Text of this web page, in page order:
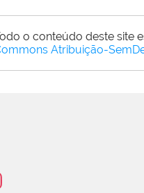
o conteúdo deste site
Atribuição-